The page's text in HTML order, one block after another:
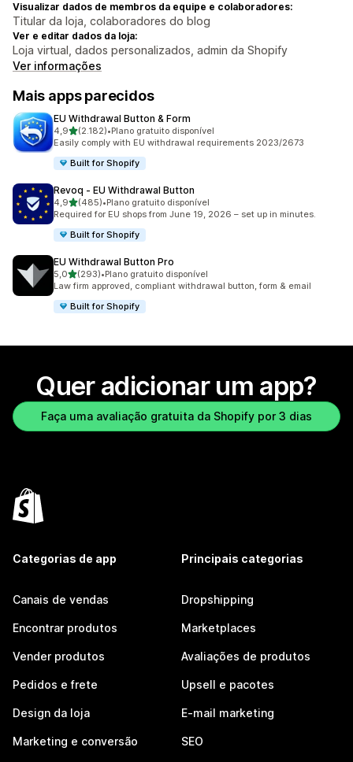
Visualizar dados de membros da equipe e colaboradores:
Titular da loja, colaboradores do blog
Ver e editar dados da loja:
Loja virtual, dados personalizados, admin da Shopify
Ver informações
Mais apps parecidos
EU Withdrawal Button & Form
4,9de 5 estrelas
(2.182)
2182 avaliações ao todo
•Plano gratuito disponível
Easily comply with EU withdrawal requirements 2023/2673
Built for Shopify
Revoq ‑ EU Withdrawal Button
4,9de 5 estrelas
(485)
485 avaliações ao todo
•Plano gratuito disponível
Required for EU shops from June 19, 2026 – set up in minutes.
Built for Shopify
EU Withdrawal Button Pro
5,0de 5 estrelas
(293)
293 avaliações ao todo
•Plano gratuito disponível
Law firm approved, compliant withdrawal button, form & email
Built for Shopify
Quer adicionar um app?
Faça uma avaliação gratuita da Shopify por 3 dias
Categorias de app
Canais de vendas
Encontrar produtos
Vender produtos
Pedidos e frete
Design da loja
Marketing e conversão
Principais categorias
Dropshipping
Marketplaces
Avaliações de produtos
Upsell e pacotes
E-mail marketing
SEO